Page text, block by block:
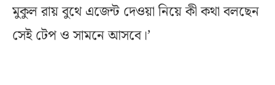
মুকুল রায় বুথে এজেন্ট দেওয়া নিয়ে কী কথা বলছেন
সেই টেপ ও সামনে আসবে।’